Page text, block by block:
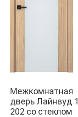
Межкомнатная
дверь Лайнвуд 1
202 со стеклом